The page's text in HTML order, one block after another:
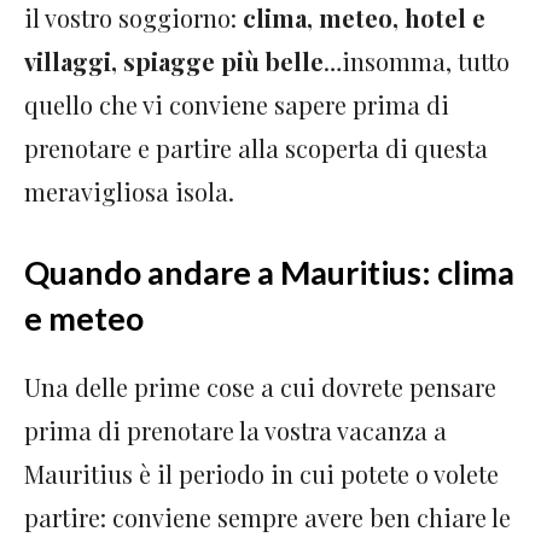
il vostro soggiorno: clima, meteo, hotel e
villaggi, spiagge più belle…insomma, tutto
quello che vi conviene sapere prima di
prenotare e partire alla scoperta di questa
meravigliosa isola.
Quando andare a Mauritius: clima
e meteo
Una delle prime cose a cui dovrete pensare
prima di prenotare la vostra vacanza a
Mauritius è il periodo in cui potete o volete
partire: conviene sempre avere ben chiare le